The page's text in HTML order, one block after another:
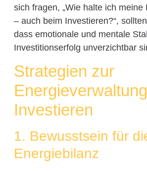
sich fragen, „Wie halte ich meine
– auch beim Investieren?“,
dass emotionale und mentale
Investitionserfolg unverzichtbar
Strategien zur
Investieren
1. Bewusstsein für
Energiebilanz